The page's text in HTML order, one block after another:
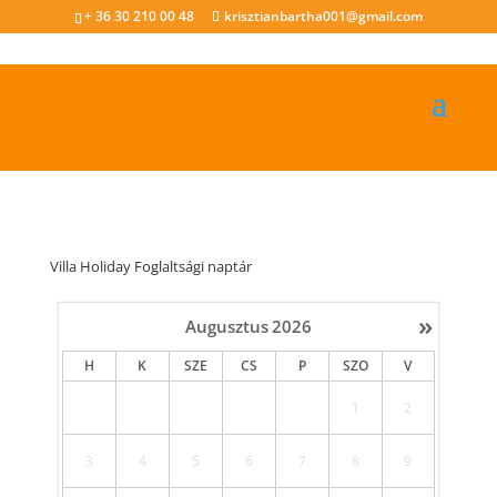
+ 36 30 210 00 48 krisztianbartha001@gmail.com
Villa Holiday Foglaltsági naptár
»
Augusztus2026
H K SZE CS P SZO V
1 2
3 4 5 6 7 8 9